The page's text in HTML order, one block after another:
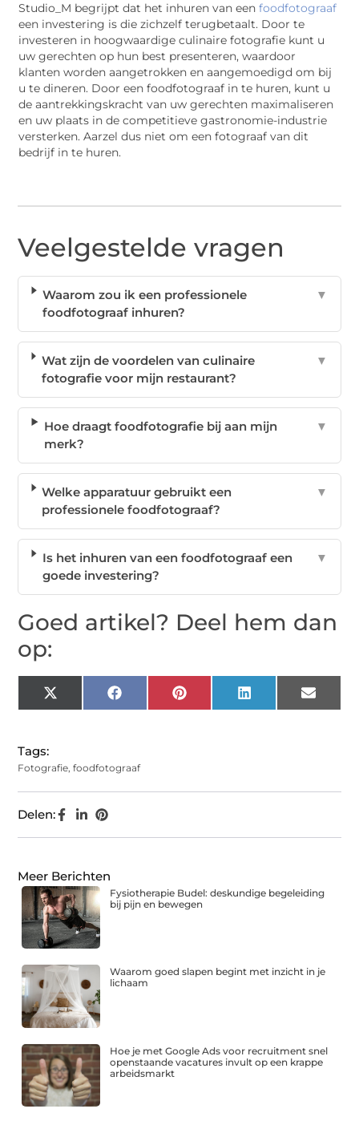
Studio_M begrijpt dat het inhuren van eenfoodfotograaf
een investering is die zichzelf terugbetaalt. Door te
investeren in hoogwaardige culinaire fotografie kunt u
uw gerechten op hun best presenteren, waardoor
klanten worden aangetrokken en aangemoedigd om bij
u te dineren. Door een foodfotograaf in te huren, kunt u
de aantrekkingskracht van uw gerechten maximaliseren
en uw plaats in de competitieve gastronomie-industrie
versterken. Aarzel dus niet om een fotograaf van dit
bedrijf in te huren.
Veelgestelde vragen
Waarom zou ik een professionele
foodfotograaf inhuren?
▼
Wat zijn de voordelen van culinaire
fotografie voor mijn restaurant?
▼
Hoe draagt foodfotografie bij aan mijn
merk?
▼
Welke apparatuur gebruikt een
professionele foodfotograaf?
▼
Is het inhuren van een foodfotograaf een
goede investering?
▼
Goed artikel? Deel hem dan
op:
X
(Twitter)
Facebook Pinterest LinkedIn Email
Tags:
Fotografie,foodfotograaf
Delen:
Meer Berichten
Fysiotherapie Budel: deskundige begeleiding
bij pijn en bewegen
Waarom goed slapen begint met inzicht in je
lichaam
Hoe je met Google Ads voor recruitment snel
openstaande vacatures invult op een krappe
arbeidsmarkt